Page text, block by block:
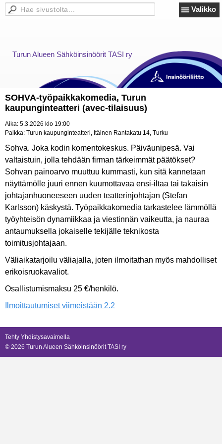
Valikko
Turun Alueen Sähköinsinöörit TASI ry
SOHVA-työpaikkakomedia, Turun
kaupunginteatteri (avec-tilaisuus)
Aika: 5.3.2026 klo 19:00
Paikka: Turun kaupunginteatteri, Itäinen Rantakatu 14, Turku
Sohva. Joka kodin komentokeskus. Päiväunipesä. Vai
valtaistuin, jolla tehdään firman tärkeimmät päätökset?
Sohvan painoarvo muuttuu kummasti, kun sitä kannetaan
näyttämölle juuri ennen kuumottavaa ensi-iltaa tai takaisin
johtajanhuoneeseen uuden teatterinjohtajan (Stefan
Karlsson) käskystä. Työpaikkakomedia tarkastelee lämmöllä
työyhteisön dynamiikkaa ja viestinnän vaikeutta, ja nauraa
antaumuksella jokaiselle tekijälle teknikosta
toimitusjohtajaan.
Väliaikatarjoilu väliajalla, joten ilmoitathan myös mahdolliset
erikoisruokavaliot.
Osallistumismaksu 25 €/henkilö.
Ilmoittautumiset viimeistään 2.2
Tehty Yhdistysavaimella
© 2026 Turun Alueen Sähköinsinöörit TASI ry